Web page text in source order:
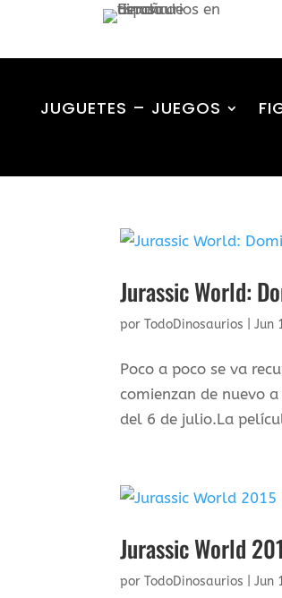
JUGUETES – JUEGOS
Jurassic World:
porTodoDinosaurios |Jun
Poco a poco se va
comienzan de nuevo
del 6 de julio.La
Jurassic World
porTodoDinosaurios |Jun